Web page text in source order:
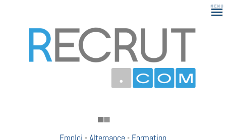
Emploi -Alternance - Formation